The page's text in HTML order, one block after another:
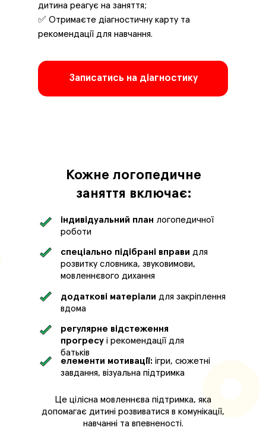
Записатись на діагностику
дитина реагує на заняття;
✅ Отримаєте діагностичну карту та
рекомендації для навчання.
індивідуальний план логопедичної
роботи
Кожне логопедичне
заняття включає:
спеціально підібрані вправи для
розвитку словника, звуковимови,
мовленнєвого дихання
додаткові матеріали для закріплення
вдома
регулярне відстеження
прогресу і рекомендації для
батьків
елементи мотивації: ігри, сюжетні
завдання, візуальна підтримка
Це цілісна мовленнєва підтримка, яка
допомагає дитині розвиватися в комунікації,
навчанні та впевненості.